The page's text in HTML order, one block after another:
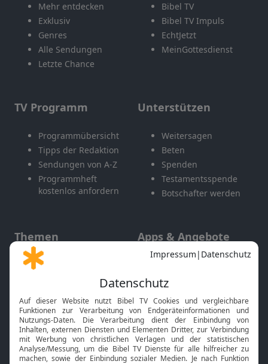
Mehr entdecken
Exklusiv
Genres
Alle Sendungen
Letzte Chance
Bibel TV
Bibel TV Impuls
EchtJetzt
MeinGottesdienst
TV Programm
Programmübersicht
Tipps der Redaktion
Sendungen von A-Z
Programmheft
kostenlos anfordern
Unterstützen
Weitersagen
Beten
Spenden
Testamentsspende
Botschafter werden
Themen
Gott und Bibel erklärt
Neuigkeiten
Apps & Angebote
Mobile App
Smart TV
HbbTV
Bibelthek Online-Bibel
Nächster Gottesdienst